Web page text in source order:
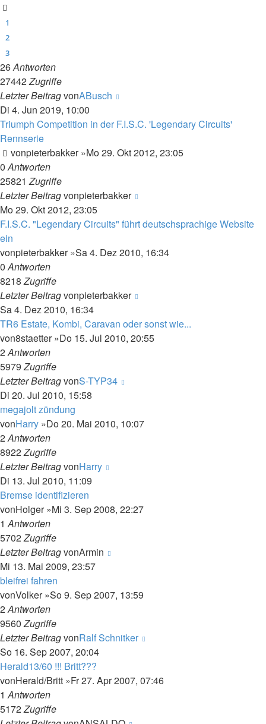
1
2
3
26Antworten
27442Zugriffe
Letzter BeitragvonABusch
Di 4. Jun 2019, 10:00
Triumph Competition in der F.I.S.C. 'Legendary Circuits'
Rennserie
vonpieterbakker»Mo 29. Okt 2012, 23:05
0Antworten
25821Zugriffe
Letzter Beitragvonpieterbakker
Mo 29. Okt 2012, 23:05
F.I.S.C. "Legendary Circuits" führt deutschsprachige Website
ein
vonpieterbakker»Sa 4. Dez 2010, 16:34
0Antworten
8218Zugriffe
Letzter Beitragvonpieterbakker
Sa 4. Dez 2010, 16:34
TR6 Estate, Kombi, Caravan oder sonst wie...
von8staetter»Do 15. Jul 2010, 20:55
2Antworten
5979Zugriffe
Letzter BeitragvonS-TYP34
Di 20. Jul 2010, 15:58
megajolt zündung
vonHarry »Do 20. Mai 2010, 10:07
2Antworten
8922Zugriffe
Letzter BeitragvonHarry
Di 13. Jul 2010, 11:09
Bremse identifizieren
vonHolger»Mi 3. Sep 2008, 22:27
1Antworten
5702Zugriffe
Letzter BeitragvonArmin
Mi 13. Mai 2009, 23:57
bleifrei fahren
vonVolker»So 9. Sep 2007, 13:59
2Antworten
9560Zugriffe
Letzter BeitragvonRalf Schnitker
So 16. Sep 2007, 20:04
Herald13/60 !!! Britt???
vonHerald/Britt »Fr 27. Apr 2007, 07:46
1Antworten
5172Zugriffe